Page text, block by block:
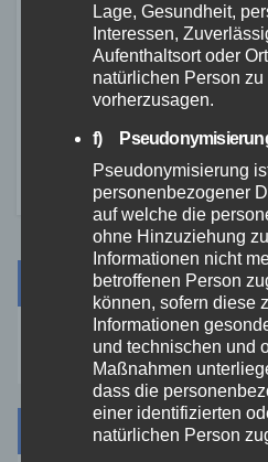
FEUERWEHR NEUWIED
Waldbrand bei
schnell gelöscht
warnt vor
Kategorien
Lage, Gesundheit,
Interessen,
Aufenthaltsort oder
natürlichen Person
vorherzusagen.
f)
Pseudonymisierung
personenbezogener
auf welche die
ohne Hinzuziehung
Informationen nicht
betroffenen Person
können, sofern diese
Informationen
und technischen und
Maßnahmen
dass die
einer identifizierten
natürlichen Person